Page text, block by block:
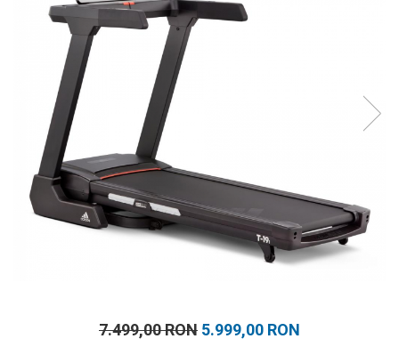
Accesorii inot
Genti si rucsacuri
Tricouri, pantaloni, bluze
Costume profesionale inot
7.499,00 RON 5.999,00 RON